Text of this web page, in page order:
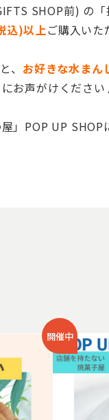
SHOP前) の「
込)以上ご購入いた
、 お好きな水まん
お声がけくださ
」POP UP SHOP
開催中